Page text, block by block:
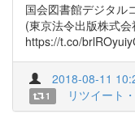
国会図書館デジタ
(東京法令出版株式
https://t.co/
2018-08-11
1 リツイート